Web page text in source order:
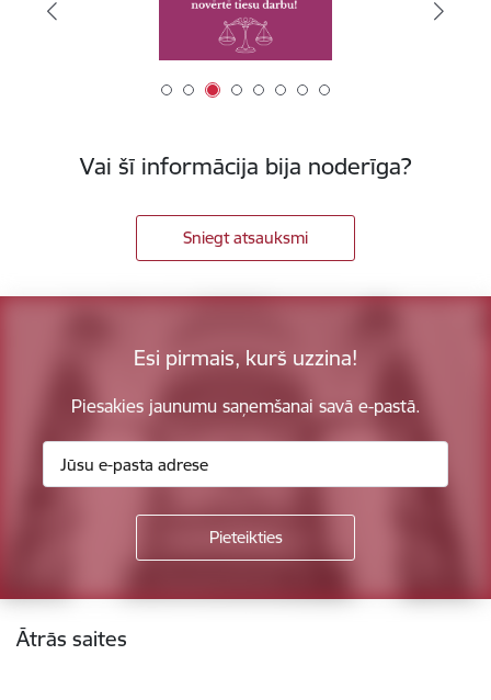
Vai šī informācija bija noderīga?
Sniegt atsauksmi
Esi pirmais, kurš uzzina!
Piesakies jaunumu saņemšanai savā e-pastā.
Kājene
Ātrās saites